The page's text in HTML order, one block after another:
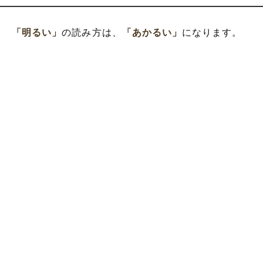
「明るい」の読み方は、 「あかるい」 になります。